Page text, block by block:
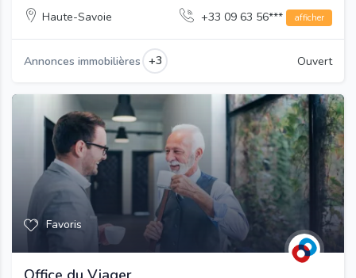
Haute-Savoie +33 09 63 56*** afficher
Annonces immobilières +3 Ouvert
Favoris